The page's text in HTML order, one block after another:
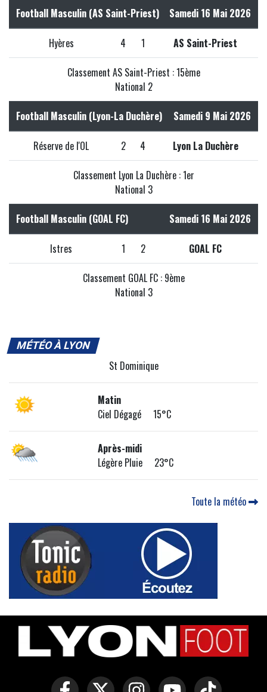
Football Masculin (AS Saint-Priest) Samedi 16 Mai 2026
Hyères 4 1 AS Saint-Priest
Classement AS Saint-Priest : 15ème
National 2
Football Masculin (Lyon-La Duchère) Samedi 9 Mai 2026
Réserve de l'OL 2 4 Lyon La Duchère
Classement Lyon La Duchère : 1er
National 3
Football Masculin (GOAL FC) Samedi 16 Mai 2026
Istres 1 2 GOAL FC
Classement GOAL FC : 9ème
National 3
MÉTÉO À LYON
St Dominique
Matin
Ciel Dégagé 15°C
Après-midi
Légère Pluie 23°C
Toute la météo